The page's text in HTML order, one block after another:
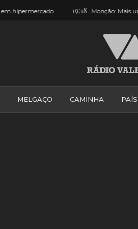
que passou por Ceivães… e adorou [FOTOS]
MELGAÇO CAMINHA PAÍS